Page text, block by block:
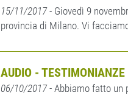
15/11/2017- Giovedì 9
provincia di Milano. Vi
AUDIO -
06/10/2017- Abbiamo fatto un